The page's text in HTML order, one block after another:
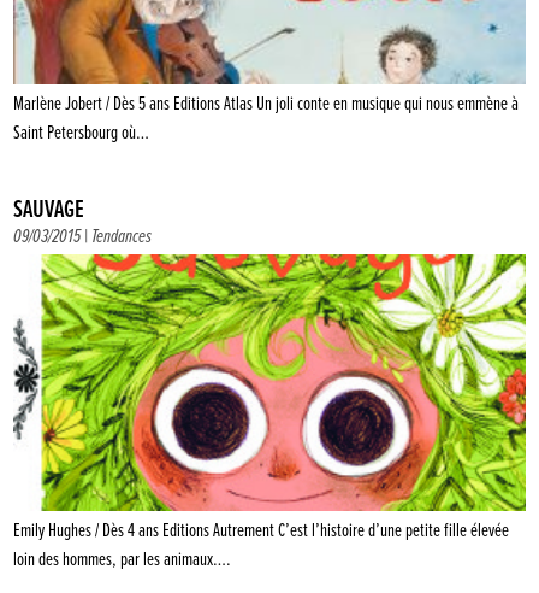
Marlène Jobert / Dès 5 ans Editions Atlas Un joli conte en musique qui nous emmène à
Saint Petersbourg où…
SAUVAGE
09/03/2015 |Tendances
Emily Hughes / Dès 4 ans Editions Autrement C’est l’histoire d’une petite fille élevée
loin des hommes, par les animaux….